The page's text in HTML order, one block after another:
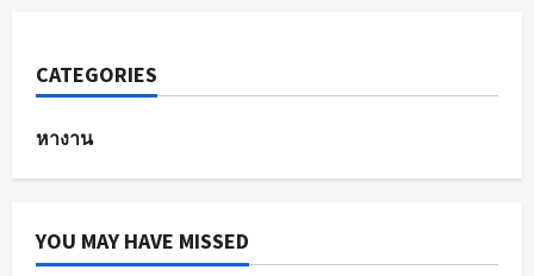
CATEGORIES
หางาน
YOU MAY HAVE MISSED